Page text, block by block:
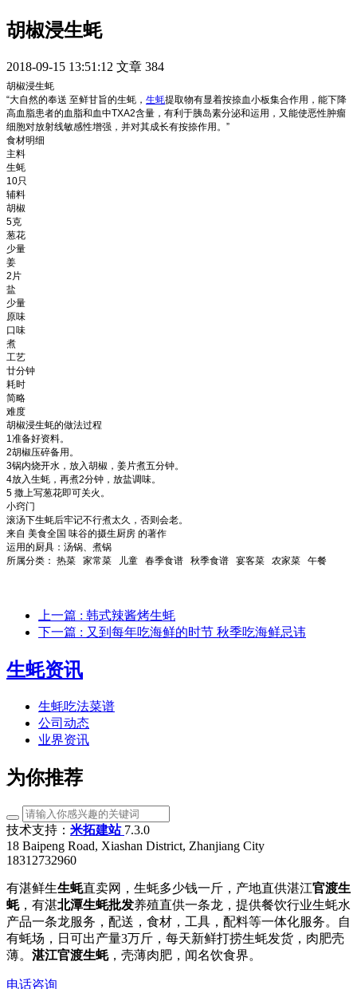
胡椒浸生蚝
2018-09-15 13:51:12 文章 384
胡椒浸生蚝
“大自然的奉送 至鲜甘旨的生蚝， 生蚝提取物有显着按捺血小板集合作用，能下降
高血脂患者的血脂和血中TXA2含量，有利于胰岛素分泌和运用，又能使恶性肿瘤
细胞对放射线敏感性增强，并对其成长有按捺作用。”
食材明细
主料
生蚝
10只
辅料
胡椒
5克
葱花
少量
姜
2片
盐
少量
原味
口味
煮
工艺
廿分钟
耗时
简略
难度
胡椒浸生蚝的做法过程
1准备好资料。
2胡椒压碎备用。
3锅内烧开水，放入胡椒，姜片煮五分钟。
4放入生蚝，再煮2分钟，放盐调味。
5 撒上写葱花即可关火。
小窍门
滚汤下生蚝后牢记不行煮太久，否则会老。
来自 美食全国 味谷的摄生厨房 的著作
运用的厨具：汤锅、煮锅
所属分类： 热菜 家常菜 儿童 春季食谱 秋季食谱 宴客菜 农家菜 午餐
上一篇 : 韩式辣酱烤生蚝
下一篇 : 又到每年吃海鲜的时节 秋季吃海鲜忌讳
生蚝资讯
生蚝吃法菜谱
公司动态
业界资讯
为你推荐
技术支持： 米拓建站 7.3.0
18 Baipeng Road, Xiashan District, Zhanjiang City
18312732960
有湛鲜生生蚝直卖网，生蚝多少钱一斤，产地直供湛江官渡生
蚝，有湛北潭生蚝批发养殖直供一条龙，提供餐饮行业生蚝水
产品一条龙服务，配送，食材，工具，配料等一体化服务。自
有蚝场，日可出产量3万斤，每天新鲜打捞生蚝发货，肉肥壳
薄。 湛江官渡生蚝，壳薄肉肥，闻名饮食界。
电话咨询